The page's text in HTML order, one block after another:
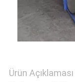
Ürün Açıklaması